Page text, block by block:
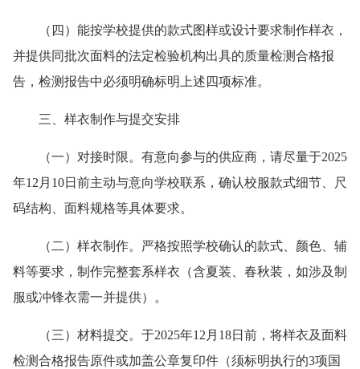
（四）能按学校提供的款式图样或设计要求制作样衣，
并提供同批次面料的法定检验机构出具的质量检测合格报
告，检测报告中必须明确标明上述四项标准。
三、样衣制作与提交安排
（一） 对接时限。有意向参与的供应商，请尽量于2025
年12月10日前主动与意向学校联系，确认校服款式细节、尺
码结构、面料规格等具体要求。
（二） 样衣制作。严格按照学校确认的款式、颜色、辅
料等要求，制作完整套系样衣（含夏装、春秋装，如涉及制
服或冲锋衣需一并提供）。
（三） 材料提交。于2025年12月18日前，将样衣及面料
检测合格报告原件或加盖公章复印件（须标明执行的3项国